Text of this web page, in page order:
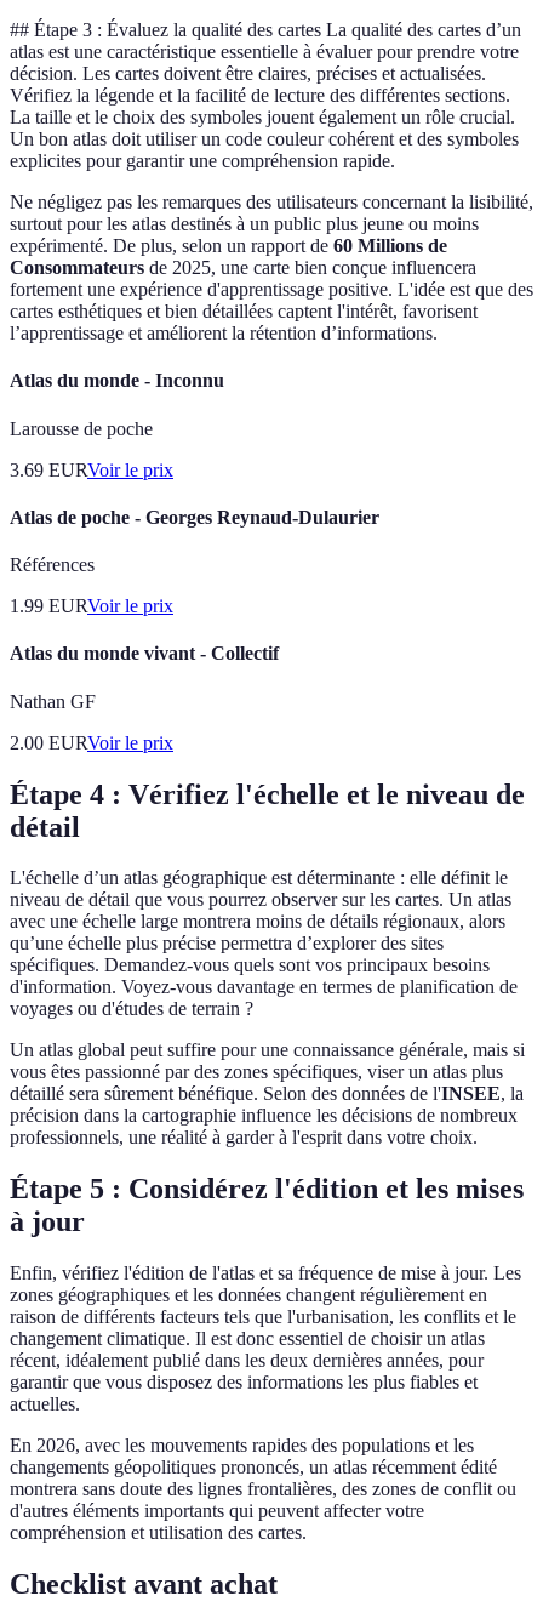
## Étape 3 : Évaluez la qualité des cartes La qualité des cartes d’un
atlas est une caractéristique essentielle à évaluer pour prendre votre
décision. Les cartes doivent être claires, précises et actualisées.
Vérifiez la légende et la facilité de lecture des différentes sections.
La taille et le choix des symboles jouent également un rôle crucial.
Un bon atlas doit utiliser un code couleur cohérent et des symboles
explicites pour garantir une compréhension rapide.
Ne négligez pas les remarques des utilisateurs concernant la lisibilité,
surtout pour les atlas destinés à un public plus jeune ou moins
expérimenté. De plus, selon un rapport de 60 Millions de
Consommateurs de 2025, une carte bien conçue influencera
fortement une expérience d'apprentissage positive. L'idée est que des
cartes esthétiques et bien détaillées captent l'intérêt, favorisent
l’apprentissage et améliorent la rétention d’informations.
Atlas du monde - Inconnu
Larousse de poche
3.69 EURVoir le prix
Atlas de poche - Georges Reynaud-Dulaurier
Références
1.99 EURVoir le prix
Atlas du monde vivant - Collectif
Nathan GF
2.00 EURVoir le prix
Étape 4 : Vérifiez l'échelle et le niveau de
détail
L'échelle d’un atlas géographique est déterminante : elle définit le
niveau de détail que vous pourrez observer sur les cartes. Un atlas
avec une échelle large montrera moins de détails régionaux, alors
qu’une échelle plus précise permettra d’explorer des sites
spécifiques. Demandez-vous quels sont vos principaux besoins
d'information. Voyez-vous davantage en termes de planification de
voyages ou d'études de terrain ?
Un atlas global peut suffire pour une connaissance générale, mais si
vous êtes passionné par des zones spécifiques, viser un atlas plus
détaillé sera sûrement bénéfique. Selon des données de l'INSEE, la
précision dans la cartographie influence les décisions de nombreux
professionnels, une réalité à garder à l'esprit dans votre choix.
Étape 5 : Considérez l'édition et les mises
à jour
Enfin, vérifiez l'édition de l'atlas et sa fréquence de mise à jour. Les
zones géographiques et les données changent régulièrement en
raison de différents facteurs tels que l'urbanisation, les conflits et le
changement climatique. Il est donc essentiel de choisir un atlas
récent, idéalement publié dans les deux dernières années, pour
garantir que vous disposez des informations les plus fiables et
actuelles.
En 2026, avec les mouvements rapides des populations et les
changements géopolitiques prononcés, un atlas récemment édité
montrera sans doute des lignes frontalières, des zones de conflit ou
d'autres éléments importants qui peuvent affecter votre
compréhension et utilisation des cartes.
Checklist avant achat